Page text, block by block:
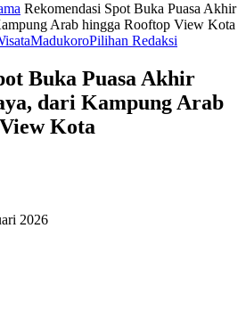
Rekomendasi Spot Buka Puasa Akhir
Arab hingga Rooftop View Kota
MadukoroPilihan Redaksi
Buka Puasa Akhir
dari Kampung Arab
Kota
2026